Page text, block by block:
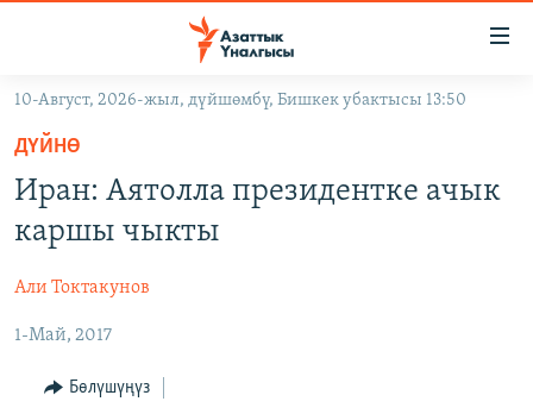
Навигацияга
өтүңүз
Издөөгө
салыңыз
ЖАҢЫЛЫКТАР
КЫРГЫЗСТАН
ЭКОНОМИКА
МАДАНИЯТ
ДҮЙНӨ
БОРБОР АЗИЯ
УКРАИНА
АТАЙЫН ИЛИКТӨӨ
ТВ ПРОГРАММАЛАР
БҮГҮН АЗАТТЫКТА
ПОДКАСТ
10-Август, 2026-жыл, дүйшөмбү, Бишкек убактысы 13:50
ДҮЙНӨ
Иран: Аятолла президентке ачык
каршы чыкты
Али Токтакунов
1-Май, 2017
Бөлүшүңүз